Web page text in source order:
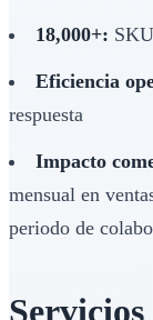
18,000+:
Eficiencia
respuesta
Impacto
mensual en
periodo de